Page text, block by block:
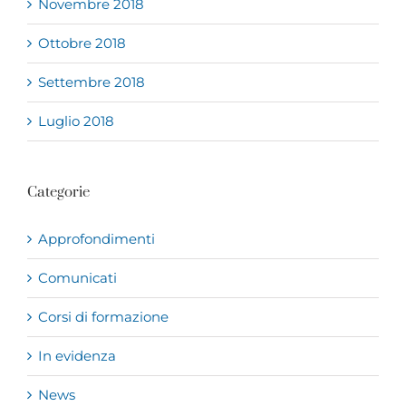
Novembre 2018
Ottobre 2018
Settembre 2018
Luglio 2018
Categorie
Approfondimenti
Comunicati
Corsi di formazione
In evidenza
News